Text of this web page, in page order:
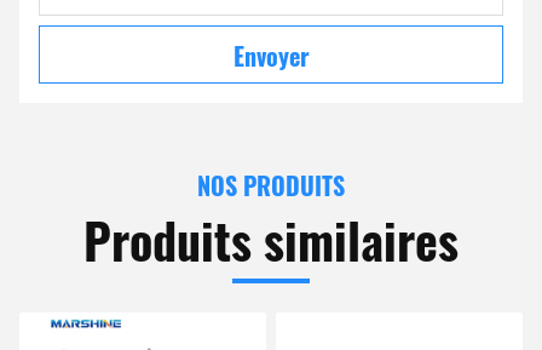
Envoyer
NOS PRODUITS
Produits similaires